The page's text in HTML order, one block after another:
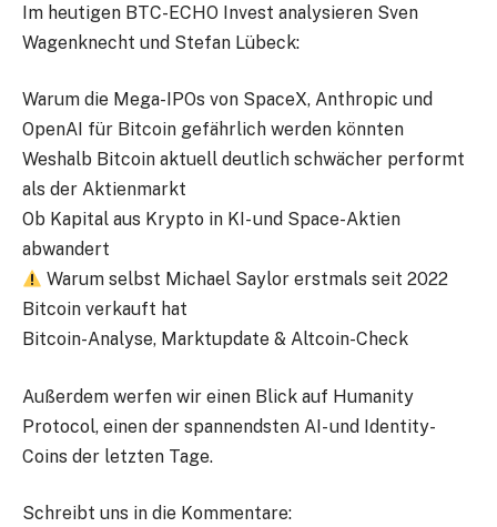
Im heutigen BTC-ECHO Invest analysieren Sven
Wagenknecht und Stefan Lübeck:
Warum die Mega-IPOs von SpaceX, Anthropic und
OpenAI für Bitcoin gefährlich werden könnten
Weshalb Bitcoin aktuell deutlich schwächer performt
als der Aktienmarkt
Ob Kapital aus Krypto in KI- und Space-Aktien
abwandert
Warum selbst Michael Saylor erstmals seit 2022
Bitcoin verkauft hat
Bitcoin-Analyse, Marktupdate & Altcoin-Check
Außerdem werfen wir einen Blick auf Humanity
Protocol, einen der spannendsten AI- und Identity-
Coins der letzten Tage.
Schreibt uns in die Kommentare: